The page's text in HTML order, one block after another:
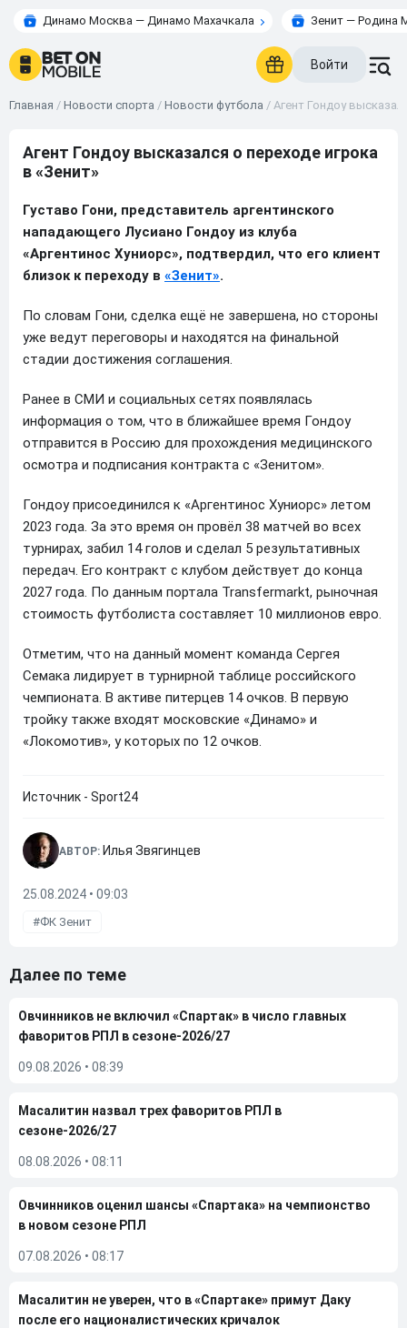
Динамо Москва — Динамо Махачкала Зенит — Родина
Войти
Главная / Новости спорта / Новости футбола / Агент Гондоу
Агент Гондоу высказался о переходе игрока
в «Зенит»
Густаво Гони, представитель аргентинского
нападающего Лусиано Гондоу из клуба
«Аргентинос Хуниорс», подтвердил, что его клиент
близок к переходу в «Зенит».
По словам Гони, сделка ещё не завершена, но стороны
уже ведут переговоры и находятся на финальной
стадии достижения соглашения.
Ранее в СМИ и социальных сетях появлялась
информация о том, что в ближайшее время Гондоу
отправится в Россию для прохождения медицинского
осмотра и подписания контракта с «Зенитом».
Гондоу присоединился к «Аргентинос Хуниорс» летом
2023 года. За это время он провёл 38 матчей во всех
турнирах, забил 14 голов и сделал 5 результативных
передач. Его контракт с клубом действует до конца
2027 года. По данным портала Transfermarkt, рыночная
стоимость футболиста составляет 10 миллионов евро.
Отметим, что на данный момент команда Сергея
Семака лидирует в турнирной таблице российского
чемпионата. В активе питерцев 14 очков. В первую
тройку также входят московские «Динамо» и
«Локомотив», у которых по 12 очков.
Источник - Sport24
АВТОР: Илья Звягинцев
25.08.2024 • 09:03
ФК Зенит
Далее по теме
Овчинников не включил «Спартак» в число главных
фаворитов РПЛ в сезоне-2026/27
09.08.2026 • 08:39
Масалитин назвал трех фаворитов РПЛ в
сезоне-2026/27
08.08.2026 • 08:11
Овчинников оценил шансы «Спартака» на чемпионство
в новом сезоне РПЛ
07.08.2026 • 08:17
Масалитин не уверен, что в «Спартаке» примут Даку
после его националистических кричалок